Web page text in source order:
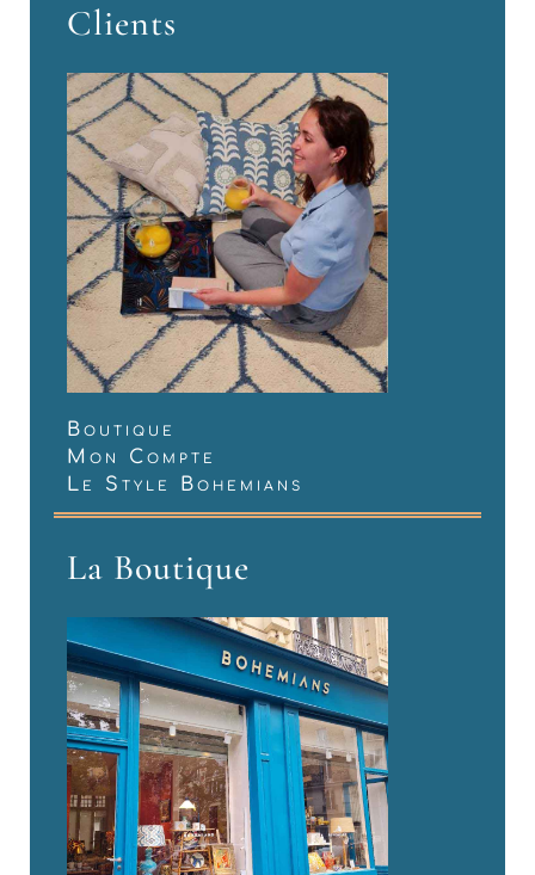
Clients
Boutique
Mon Compte
Le Style Bohemians
La Boutique